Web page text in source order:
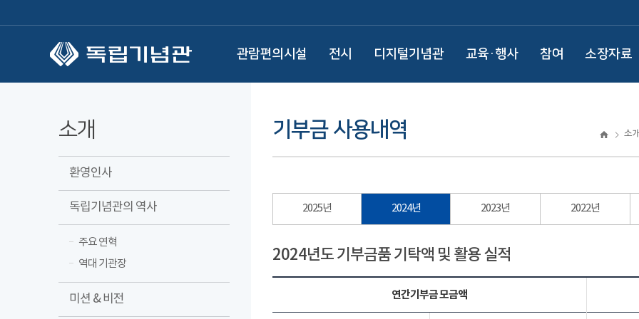
관람편의시설 전시 디지털기념관 교육·행사 참여 소장자료
소개
환영인사
독립기념관의 역사
주요 연혁
역대 기관장
미션 & 비전
기부금 사용내역 소개
2025년 2024년 2023년 2022년
2024년도 기부금품 기탁액 및 활용 실적
연간기부금 모금액